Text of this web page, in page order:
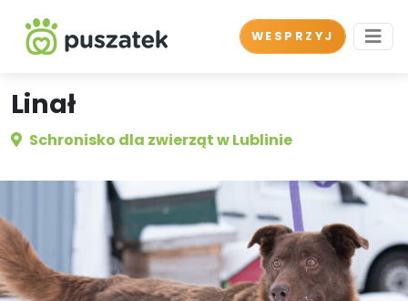
WESPRZYJ
Linał
Schronisko dla zwierząt w Lublinie